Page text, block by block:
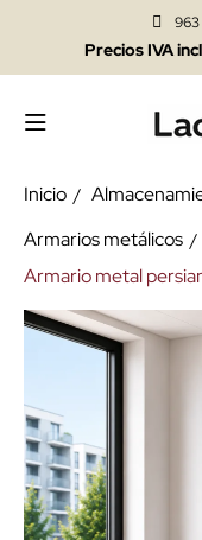
Precios IVA
Inicio
Armarios metálicos
Armario metal